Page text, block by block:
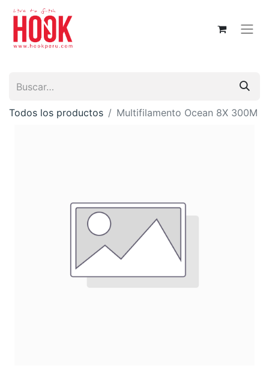
Todos los productos Multifilamento Ocean 8X 300M